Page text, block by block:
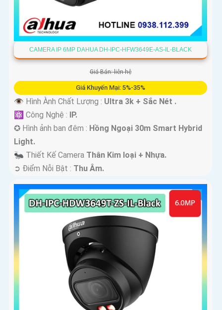
CAMERA IP 6MP DAHUA DH-IPC-HFW3649E-AS-IL-BLACK
Giá Bán: liên hệ
Giá Khuyến Mại: 5%-35%
👁 Hình Ành Chất Lượng : Ultra 3k + Sắc Nét .
⚛️ Công Nghệ :
IP.
✪ Hình ảnh ban đêm : Hồng Ngoại 30m Smart Hybrid
Light.
🐜 Thiết Kế Camera Thân Kim loại + Nhựa.
️➲ Điểm Nỗi Bật : Thu Âm.